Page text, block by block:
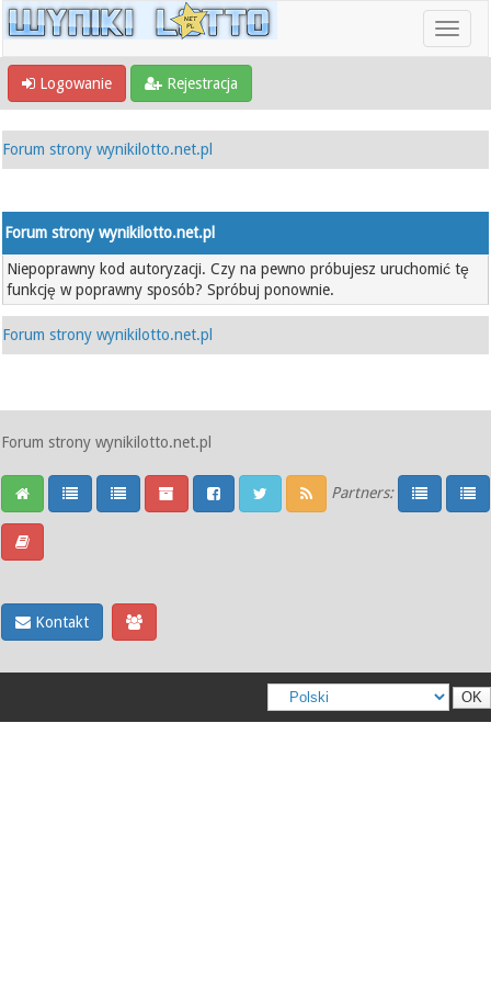
Logowanie Rejestracja
Forum strony wynikilotto.net.pl
Forum strony wynikilotto.net.pl
Niepoprawny kod autoryzacji. Czy na pewno próbujesz uruchomić tę
funkcję w poprawny sposób? Spróbuj ponownie.
Forum strony wynikilotto.net.pl
Forum strony wynikilotto.net.pl
Partners:
Kontakt